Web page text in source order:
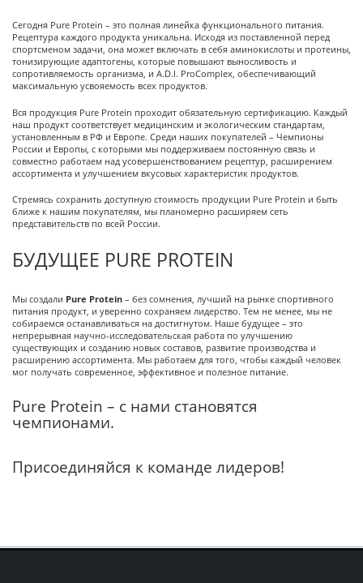
Сегодня Pure Protein – это полная линейка функционального питания.
Рецептура каждого продукта уникальна. Исходя из поставленной перед
спортсменом задачи, она может включать в себя аминокислоты и протеины,
тонизирующие адаптогены, которые повышают выносливость и
сопротивляемость организма, и A.D.I. ProComplex, обеспечивающий
максимальную усвояемость всех продуктов.
Вся продукция Pure Protein проходит обязательную сертификацию. Каждый
наш продукт соответствует медицинским и экологическим стандартам,
установленным в РФ и Европе. Среди наших покупателей – Чемпионы
России и Европы, с которыми мы поддерживаем постоянную связь и
совместно работаем над усовершенствованием рецептур, расширением
ассортимента и улучшением вкусовых характеристик продуктов.
Стремясь сохранить доступную стоимость продукции Pure Protein и быть
ближе к нашим покупателям, мы планомерно расширяем сеть
представительств по всей России.
БУДУЩЕЕ PURE PROTEIN
Мы создали Pure Protein – без сомнения, лучший на рынке спортивного
питания продукт, и уверенно сохраняем лидерство. Тем не менее, мы не
собираемся останавливаться на достигнутом. Наше будущее – это
непрерывная научно-исследовательская работа по улучшению
существующих и созданию новых составов, развитие производства и
расширению ассортимента. Мы работаем для того, чтобы каждый человек
мог получать современное, эффективное и полезное питание.
Pure Protein – с нами становятся
чемпионами.
Присоединяйся к команде лидеров!